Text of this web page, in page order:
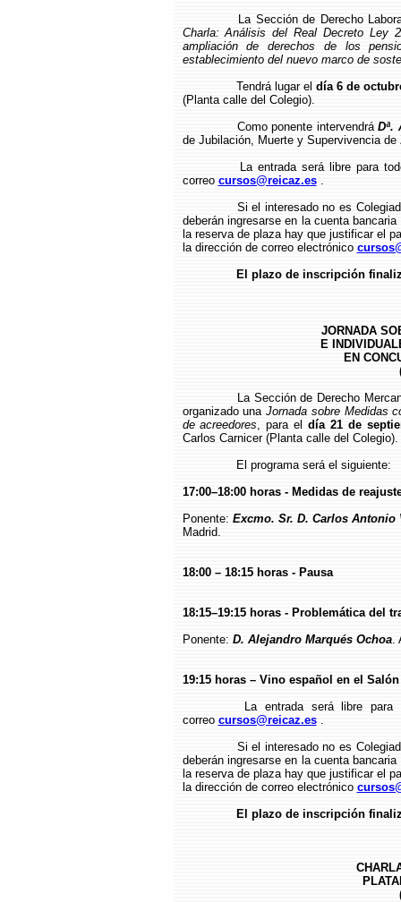
La Sección de Derecho
Charla: Análisis del Real Decreto Ley
ampliación de derechos de los
establecimiento del nuevo marco de
Tendrá lugar el día 6 de
(Planta calle del Colegio).
Como ponente intervendráDª.
de Jubilación, Muerte y Supervivencia de
La entrada será libre para
correo cursos@reicaz.es .
Si el interesado no es
deberán ingresarse en la cuenta
la reserva de plaza hay que justificar el
la dirección de correo electrónico
El plazo de inscripción
JORNADA
E
EN
La Sección de Derecho
organizado una Jornada sobre Medidas
de acreedores, para eldía 21 de
Carlos Carnicer (Planta calle del Colegio).
El programa será el siguiente:
17:00–18:00 horas - Medidas de
Ponente: Excmo. Sr. D. Carlos Antonio
Madrid.
18:00 – 18:15 horas - Pausa
18:15–19:15 horas - Problemática del
Ponente: D. Alejandro Marqués Ochoa.
19:15 horas – Vino español en el Salón
La entrada será libre
correo cursos@reicaz.es .
Si el interesado no es
deberán ingresarse en la cuenta
la reserva de plaza hay que justificar el
la dirección de correo electrónico
El plazo de inscripción